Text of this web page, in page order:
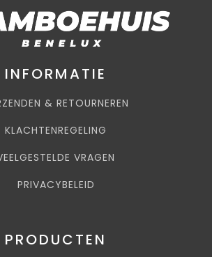
INFORMATIE
& RETOURNEREN
KLACHTENREGELING
VRAGEN
PRIVACYBELEID
PRODUCTEN